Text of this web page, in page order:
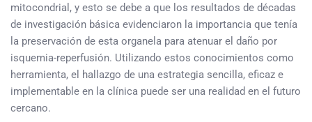
mitocondrial, y esto se debe a que los resultados de décadas
de investigación básica evidenciaron la importancia que tenía
la preservación de esta organela para atenuar el daño por
isquemia-reperfusión. Utilizando estos conocimientos como
herramienta, el hallazgo de una estrategia sencilla, eficaz e
implementable en la clínica puede ser una realidad en el futuro
cercano.